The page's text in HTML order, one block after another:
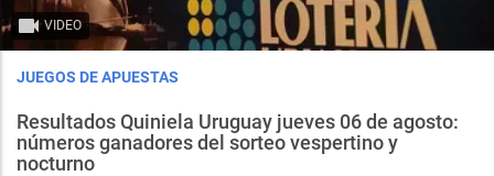
VIDEO
JUEGOS DE APUESTAS
Resultados Quiniela Uruguay jueves 06 de agosto:
números ganadores del sorteo vespertino y
nocturno